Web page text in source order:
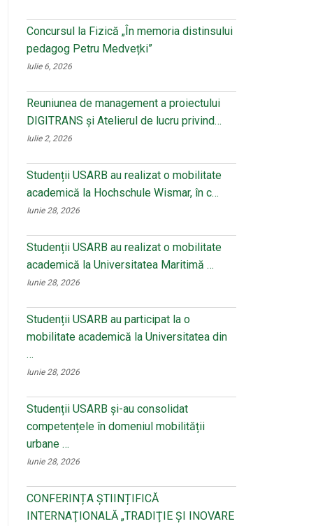
Concursul la Fizică „În memoria distinsului
pedagog Petru Medvețki”
Iulie 6, 2026
Reuniunea de management a proiectului
DIGITRANS și Atelierul de lucru privind…
Iulie 2, 2026
Studenții USARB au realizat o mobilitate
academică la Hochschule Wismar, în c…
Iunie 28, 2026
Studenții USARB au realizat o mobilitate
academică la Universitatea Maritimă …
Iunie 28, 2026
Studenții USARB au participat la o
mobilitate academică la Universitatea din
…
Iunie 28, 2026
Studenții USARB și-au consolidat
competențele în domeniul mobilității
urbane …
Iunie 28, 2026
CONFERINȚA ȘTIINȚIFICĂ
INTERNAŢIONALĂ „TRADIŢIE ŞI INOVARE